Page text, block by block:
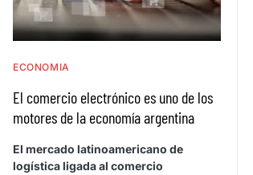
ECONOMIA
El comercio electrónico es uno de los
motores de la economía argentina
El mercado latinoamericano de
logística ligada al comercio